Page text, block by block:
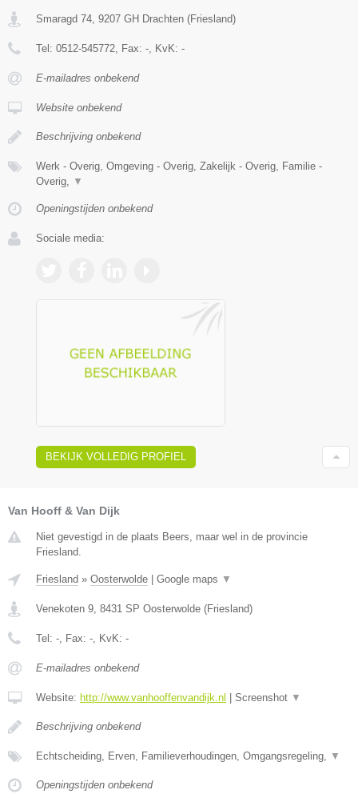
Smaragd 74 9207 GH Drachten (Friesland)
Tel: 0512-545772 , Fax: - , KvK: -
E-mailadres onbekend
Website onbekend
Beschrijving onbekend
Werk - Overig, Omgeving - Overig, Zakelijk - Overig, Familie -
Overig,
▼
Openingstijden onbekend
Sociale media:
BEKIJK VOLLEDIG PROFIEL
Van Hooff & Van Dijk
Niet gevestigd in de plaats Beers, maar wel in de provincie
Friesland.
Friesland » Oosterwolde | Google maps ▼
Venekoten 9 8431 SP Oosterwolde (Friesland)
Tel: - , Fax: - , KvK: -
E-mailadres onbekend
Website: http://www.vanhooffenvandijk.nl | Screenshot ▼
Beschrijving onbekend
Echtscheiding, Erven, Familieverhoudingen, Omgangsregeling, ▼
Openingstijden onbekend